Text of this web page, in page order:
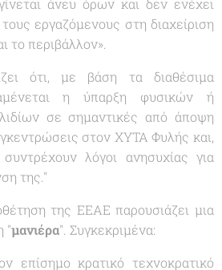
άνευ όρων και δεν ενέχει
εργαζόμενους στη διαχείριση
το περιβάλλον».
ότι, με βάση τα διαθέσιμα
η ύπαρξη φυσικών ή
σε σημαντικές από άποψη
στον ΧΥΤΑ Φυλής και,
λόγοι ανησυχίας για
της."
της ΕΕΑΕ παρουσιάζει μια
"μανιέρα". Συγκεκριμένα:
επίσημο κρατικό τεχνοκρατικό